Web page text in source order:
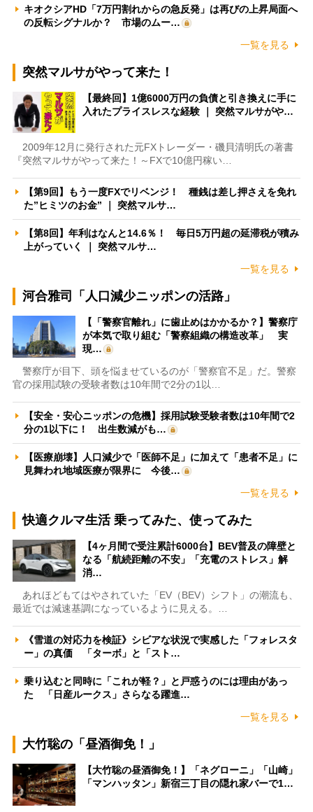
キオクシアHD「7万円割れからの急反発」は再びの上昇局面へ
の反転シグナルか？ 市場のムー…
一覧を見る
突然マルサがやって来た！
【最終回】1億6000万円の負債と引き換えに手に
入れたプライスレスな経験 ｜ 突然マルサがや…
2009年12月に発行された元FXトレーダー・磯貝清明氏の著書
『突然マルサがやって来た！～FXで10億円稼い…
【第9回】もう一度FXでリベンジ！ 種銭は差し押さえを免れ
た”ヒミツのお金” ｜ 突然マルサ…
【第8回】年利はなんと14.6％！ 毎日5万円超の延滞税が積み
上がっていく ｜ 突然マルサ…
一覧を見る
河合雅司「人口減少ニッポンの活路」
【「警察官離れ」に歯止めはかかるか？】警察庁
が本気で取り組む「警察組織の構造改革」 実
現…
警察庁が目下、頭を悩ませているのが「警察官不足」だ。警察
官の採用試験の受験者数は10年間で2分の1以…
【安全・安心ニッポンの危機】採用試験受験者数は10年間で2
分の1以下に！ 出生数減がも…
【医療崩壊】人口減少で「医師不足」に加えて「患者不足」に
見舞われ地域医療が限界に 今後…
一覧を見る
快適クルマ生活 乗ってみた、使ってみた
【4ヶ月間で受注累計6000台】BEV普及の障壁と
なる「航続距離の不安」「充電のストレス」解
消…
あれほどもてはやされていた「EV（BEV）シフト」の潮流も、
最近では減速基調になっているように見える。…
《雪道の対応力を検証》シビアな状況で実感した「フォレスタ
ー」の真価 「ターボ」と「スト…
乗り込むと同時に「これが軽？」と戸惑うのには理由があっ
た 「日産ルークス」さらなる躍進…
一覧を見る
大竹聡の「昼酒御免！」
【大竹聡の昼酒御免！】「ネグローニ」「山崎」
「マンハッタン」新宿三丁目の隠れ家バーで1…